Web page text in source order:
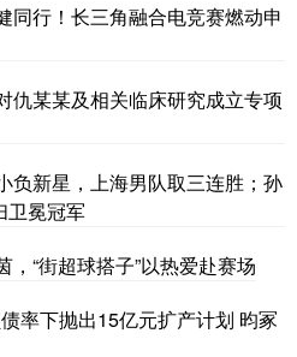
同行！长三角融合电竞赛燃动申
仇某某及相关临床研究成立专项
负新星，上海男队取三连胜；孙
卫冕冠军
“街超球搭子”以热爱赴赛场
率下抛出15亿元扩产计划 昀冢